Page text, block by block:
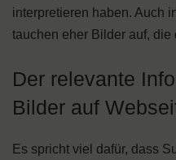
interpretieren haben. Auch
tauchen eher Bilder auf,
Der relevante
Bilder auf
Es spricht viel dafür, dass